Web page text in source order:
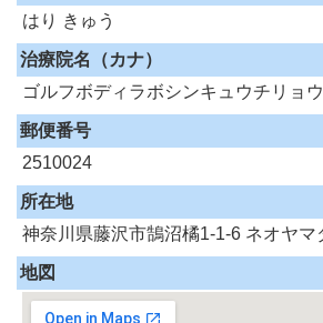
はり きゅう
治療院名（カナ）
ゴルフボディラボシンキュウチリョ
郵便番号
2510024
所在地
神奈川県藤沢市鵠沼橘1-1-6 ネオヤマ
地図